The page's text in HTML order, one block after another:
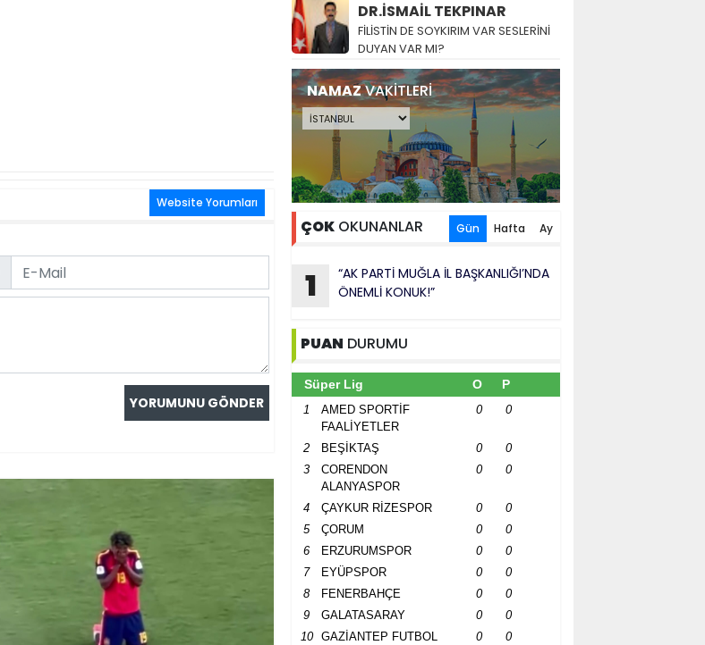
Website Yorumları
DR.İSMAİL TEKPINAR
FİLİSTİN DE SOYKIRIM VAR SESLERİNİ
DUYAN VAR MI?
NAMAZVAKİTLERİ
ÇOK OKUNANLAR Gün Hafta Ay
1
“AK PARTİ MUĞLA İL BAŞKANLIĞI’NDA
ÖNEMLİ KONUK!”
PUAN DURUMU
Süper Lig O P
1
AMED SPORTİF
FAALİYETLER
0 0
2 BEŞİKTAŞ 0
0
3
CORENDON
ALANYASPOR
0 0
4 ÇAYKUR RİZESPOR 0
0
5
ÇORUM 0
0
6
ERZURUMSPOR 0
0
7
EYÜPSPOR 0
0
8
FENERBAHÇE 0
0
9
GALATASARAY 0
0
10
GAZİANTEP FUTBOL
0 0